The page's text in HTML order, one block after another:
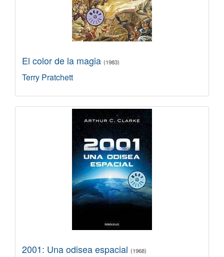
El color de la magia (1983)
Terry Pratchett
2001: Una odisea espacial (1968)